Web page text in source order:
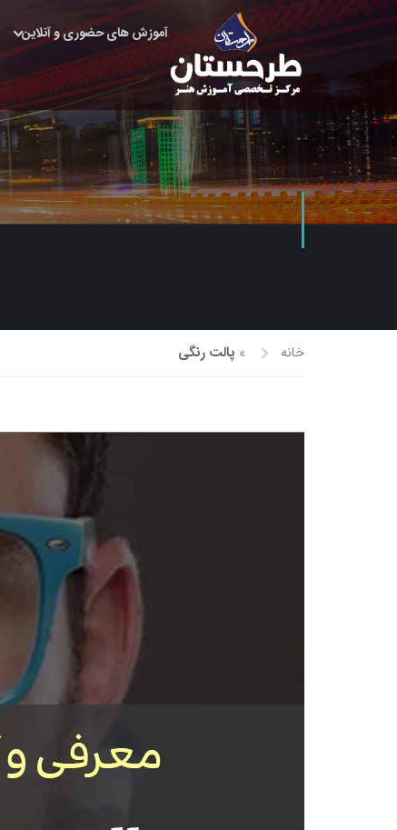
آموزش های حضوری و آنلاین
خانه » پالت رنگی